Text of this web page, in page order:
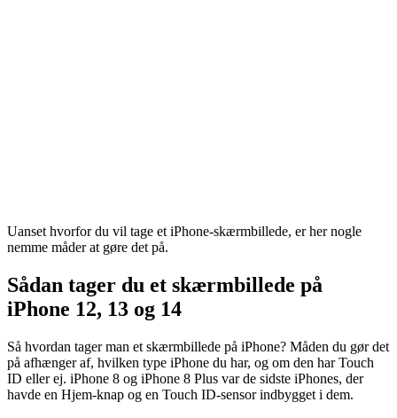
Uanset hvorfor du vil tage et iPhone-skærmbillede, er her nogle
nemme måder at gøre det på.
Sådan tager du et skærmbillede på
iPhone 12, 13 og 14
Så hvordan tager man et skærmbillede på iPhone? Måden du gør det
på afhænger af, hvilken type iPhone du har, og om den har Touch
ID eller ej. iPhone 8 og iPhone 8 Plus var de sidste iPhones, der
havde en Hjem-knap og en Touch ID-sensor indbygget i dem.